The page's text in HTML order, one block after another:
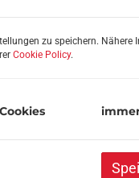
zu speichern.
Cookie Policy.